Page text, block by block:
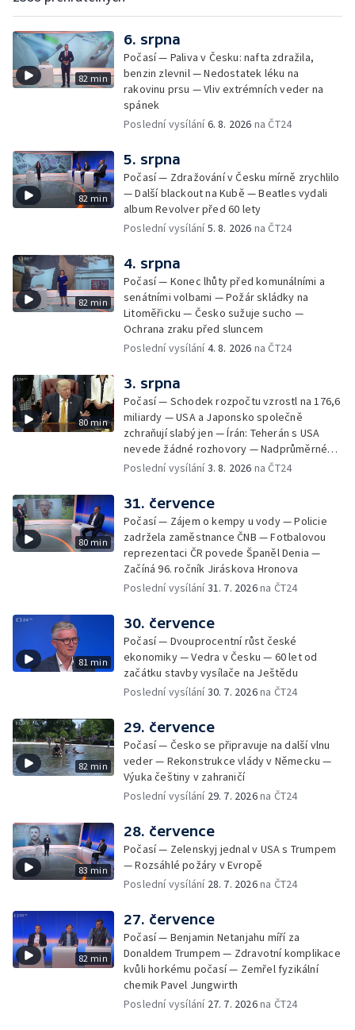
82 min
6. srpna
Počasí — Paliva v Česku: nafta zdražila,
benzin zlevnil — Nedostatek léku na
rakovinu prsu — Vliv extrémních veder na
spánek
Poslední vysílání6. 8. 2026 na ČT24
82 min
5. srpna
Počasí — Zdražování v Česku mírně zrychlilo
— Další blackout na Kubě — Beatles vydali
album Revolver před 60 lety
Poslední vysílání5. 8. 2026 na ČT24
82 min
4. srpna
Počasí — Konec lhůty před komunálními a
senátními volbami — Požár skládky na
Litoměřicku — Česko sužuje sucho —
Ochrana zraku před sluncem
Poslední vysílání4. 8. 2026 na ČT24
80 min
3. srpna
Počasí — Schodek rozpočtu vzrostl na 176,6
miliardy — USA a Japonsko společně
zchraňují slabý jen — Írán: Teherán s USA
nevede žádné rozhovory — Nadprůměrné
množství vos v Česku
Poslední vysílání3. 8. 2026 na ČT24
80 min
31. července
Počasí — Zájem o kempy u vody — Policie
zadržela zaměstnance ČNB — Fotbalovou
reprezentaci ČR povede Španěl Denia —
Začíná 96. ročník Jiráskova Hronova
Poslední vysílání31. 7. 2026na ČT24
81 min
30. července
Počasí — Dvouprocentní růst české
ekonomiky — Vedra v Česku — 60 let od
začátku stavby vysílače na Ještědu
Poslední vysílání30. 7. 2026na ČT24
82 min
29. července
Počasí — Česko se připravuje na další vlnu
veder — Rekonstrukce vlády v Německu —
Výuka češtiny v zahraničí
Poslední vysílání 29. 7. 2026na ČT24
83 min
28. července
Počasí — Zelenskyj jednal v USA s Trumpem
— Rozsáhlé požáry v Evropě
Poslední vysílání 28. 7. 2026na ČT24
82 min
27. července
Počasí — Benjamin Netanjahu míří za
Donaldem Trumpem — Zdravotní komplikace
kvůli horkému počasí — Zemřel fyzikální
chemik Pavel Jungwirth
Poslední vysílání 27. 7. 2026na ČT24